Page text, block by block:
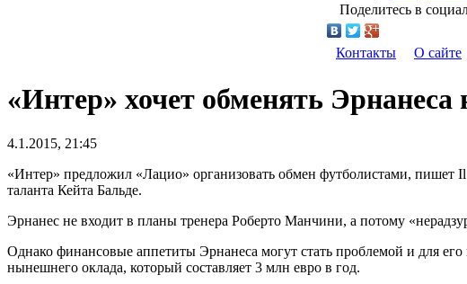
Поделитесь в
Контакты О сайте
«Интер» хочет обменять Эрнанеса
4.1.2015, 21:45
«Интер» предложил «Лацио» организовать обмен футболистами, пишет
таланта Кейта Бальде.
Эрнанес не входит в планы тренера Роберто Манчини, а потому
Однако финансовые аппетиты Эрнанеса могут стать проблемой и для
нынешнего оклада, который составляет 3 млн евро в год.